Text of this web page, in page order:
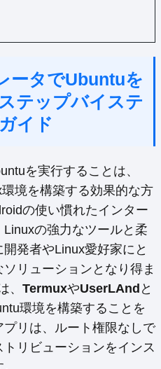
ータでUbuntuを
テップバイステ
イド
を実行することは、
境を構築する効果的な方
の使い慣れたインター
の強力なツールと柔
発者やLinux愛好家にと
リューションとなり得ま
、 TermuxやUserLAnd と
環境を構築することを
リは、ルート権限なしで
リビューションをインス